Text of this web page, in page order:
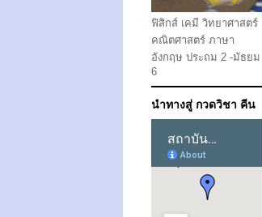
ฟิสิกส์ เคมี วิทยาศาสตร์
คณิตศาสตร์ ภาษา
อังกฤษ ประถม 2 -มัธยม
6
นำทางสู่ กวดวิชา คีน